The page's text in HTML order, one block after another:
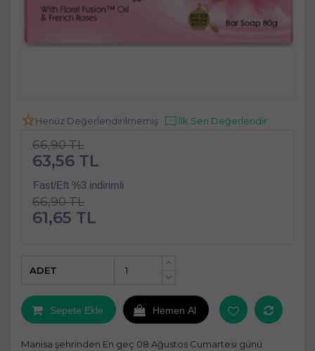
Henüz Değerlendirilmemiş İlk Sen Değerlendir
66,90 TL
63,56 TL
Fast/Eft %3 indirimli
66,90 TL
61,65 TL
+
ADET
Sepete Ekle Hemen Al
Manisa şehrinden En geç 08 Ağustos Cumartesi günü